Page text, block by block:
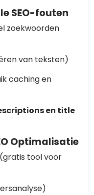
SEO-fouten
zoekwoorden
van teksten)
caching en
en title
Optimalisatie
(gratis tool voor